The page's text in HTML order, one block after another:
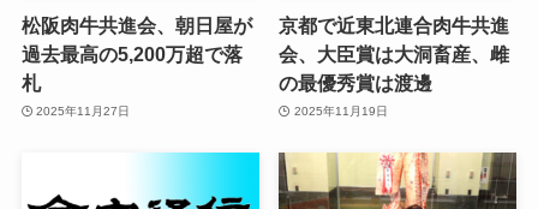
松阪肉牛共進会、朝日屋が
過去最高の5,200万超で落
札
2025年11月27日
京都で近東北連合肉牛共進
会、大臣賞は大洞畜産、雌
の最優秀賞は渡邊
2025年11月19日